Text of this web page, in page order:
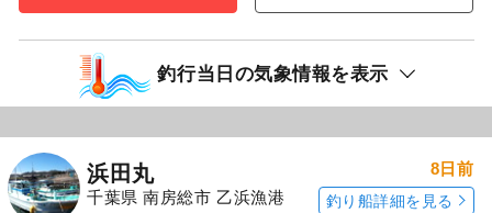
釣行当日の気象情報を表示
浜田丸
千葉県 南房総市 乙浜漁港
8日前
釣り船詳細を見る